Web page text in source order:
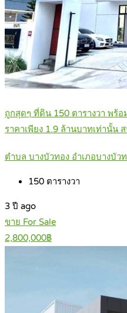
ถูกสุดๆ ที่ดิน 150 ตารางวา พร้
ราคาเพียง 1.9 ล้านบาทเท่านั้น
ตำบล บางบัวทอง อำเภอบางบัว
150 ตารางวา
3 ปี ago
ขาย For Sale
2,800,000฿